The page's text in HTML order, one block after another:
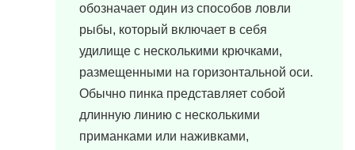
обозначает один из способов ловли
рыбы, который включает в себя
удилище с несколькими крючками,
размещенными на горизонтальной оси.
Обычно пинка представляет собой
длинную линию с несколькими
приманками или наживками,